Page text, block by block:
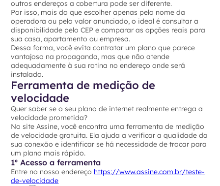
outros endereços a cobertura pode ser diferente.
Por isso, mais do que escolher apenas pelo nome da
operadora ou pelo valor anunciado, o ideal é consultar a
disponibilidade pelo CEP e comparar as opções reais para
sua casa, apartamento ou empresa.
Dessa forma, você evita contratar um plano que parece
vantajoso na propaganda, mas que não atende
adequadamente à sua rotina no endereço onde será
instalado.
Ferramenta de medição de
velocidade
Quer saber se o seu plano de internet realmente entrega a
velocidade prometida?
No site Assine, você encontra uma ferramenta de medição
de velocidade gratuita. Ela ajuda a verificar a qualidade da
sua conexão e identificar se há necessidade de trocar para
um plano mais rápido.
1º Acesso a ferramenta
Entre no nosso endereço https://www.assine.com.br/teste-
de-velocidade